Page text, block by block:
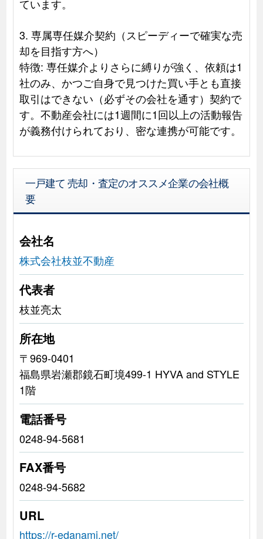
ています。
3. 専属専任媒介契約（スピーディーで確実な売
却を目指す方へ）
特徴: 専任媒介よりさらに縛りが強く、依頼は1
社のみ、かつご自身で見つけた買い手とも直接
取引はできない（必ずその会社を通す）契約で
す。不動産会社には1週間に1回以上の活動報告
が義務付けられており、密な連携が可能です。
一戸建て 売却・査定のオススメ企業の会社概
要
会社名
株式会社枝並不動産
代表者
枝並亮太
所在地
〒969-0401
福島県岩瀬郡鏡石町境499-1 HYVA and STYLE
1階
電話番号
0248-94-5681
FAX番号
0248-94-5682
URL
https://r-edanami.net/